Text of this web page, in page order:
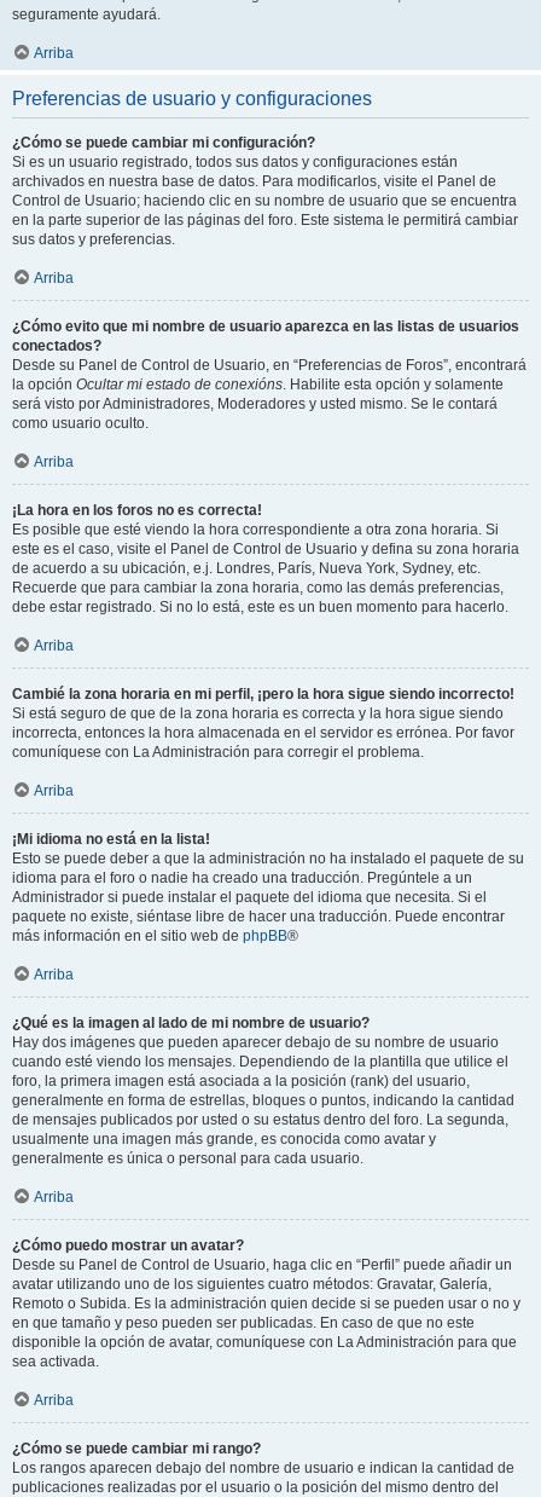
seguramente ayudará.
Arriba
Preferencias de usuario y configuraciones
¿Cómo se puede cambiar mi configuración?
Si es un usuario registrado, todos sus datos y configuraciones están
archivados en nuestra base de datos. Para modificarlos, visite el Panel de
Control de Usuario; haciendo clic en su nombre de usuario que se encuentra
en la parte superior de las páginas del foro. Este sistema le permitirá cambiar
sus datos y preferencias.
Arriba
¿Cómo evito que mi nombre de usuario aparezca en las listas de usuarios
conectados?
Desde su Panel de Control de Usuario, en “Preferencias de Foros”, encontrará
la opción Ocultar mi estado de conexións. Habilite esta opción y solamente
será visto por Administradores, Moderadores y usted mismo. Se le contará
como usuario oculto.
Arriba
¡La hora en los foros no es correcta!
Es posible que esté viendo la hora correspondiente a otra zona horaria. Si
este es el caso, visite el Panel de Control de Usuario y defina su zona horaria
de acuerdo a su ubicación, e.j. Londres, París, Nueva York, Sydney, etc.
Recuerde que para cambiar la zona horaria, como las demás preferencias,
debe estar registrado. Si no lo está, este es un buen momento para hacerlo.
Arriba
Cambié la zona horaria en mi perfil, ¡pero la hora sigue siendo incorrecto!
Si está seguro de que de la zona horaria es correcta y la hora sigue siendo
incorrecta, entonces la hora almacenada en el servidor es errónea. Por favor
comuníquese con La Administración para corregir el problema.
Arriba
¡Mi idioma no está en la lista!
Esto se puede deber a que la administración no ha instalado el paquete de su
idioma para el foro o nadie ha creado una traducción. Pregúntele a un
Administrador si puede instalar el paquete del idioma que necesita. Si el
paquete no existe, siéntase libre de hacer una traducción. Puede encontrar
más información en el sitio web de phpBB®
Arriba
¿Qué es la imagen al lado de mi nombre de usuario?
Hay dos imágenes que pueden aparecer debajo de su nombre de usuario
cuando esté viendo los mensajes. Dependiendo de la plantilla que utilice el
foro, la primera imagen está asociada a la posición (rank) del usuario,
generalmente en forma de estrellas, bloques o puntos, indicando la cantidad
de mensajes publicados por usted o su estatus dentro del foro. La segunda,
usualmente una imagen más grande, es conocida como avatar y
generalmente es única o personal para cada usuario.
Arriba
¿Cómo puedo mostrar un avatar?
Desde su Panel de Control de Usuario, haga clic en “Perfil” puede añadir un
avatar utilizando uno de los siguientes cuatro métodos: Gravatar, Galería,
Remoto o Subida. Es la administración quien decide si se pueden usar o no y
en que tamaño y peso pueden ser publicadas. En caso de que no este
disponible la opción de avatar, comuníquese con La Administración para que
sea activada.
Arriba
¿Cómo se puede cambiar mi rango?
Los rangos aparecen debajo del nombre de usuario e indican la cantidad de
publicaciones realizadas por el usuario o la posición del mismo dentro del